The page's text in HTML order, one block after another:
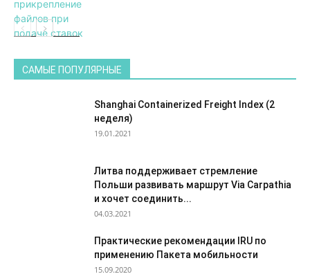
САМЫЕ ПОПУЛЯРНЫЕ
Shanghai Containerized Freight Index (2
неделя)
19.01.2021
Литва поддерживает стремление
Польши развивать маршрут Via Carpathia
и хочет соединить...
04.03.2021
Практические рекомендации IRU по
применению Пакета мобильности
15.09.2020